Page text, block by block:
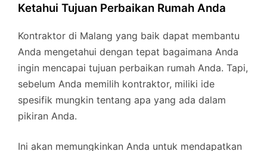
Ketahui Tujuan Perbaikan Rumah Anda
Kontraktor di Malang yang baik dapat membantu
Anda mengetahui dengan tepat bagaimana Anda
ingin mencapai tujuan perbaikan rumah Anda. Tapi,
sebelum Anda memilih kontraktor, miliki ide
spesifik mungkin tentang apa yang ada dalam
pikiran Anda.
Ini akan memungkinkan Anda untuk mendapatkan